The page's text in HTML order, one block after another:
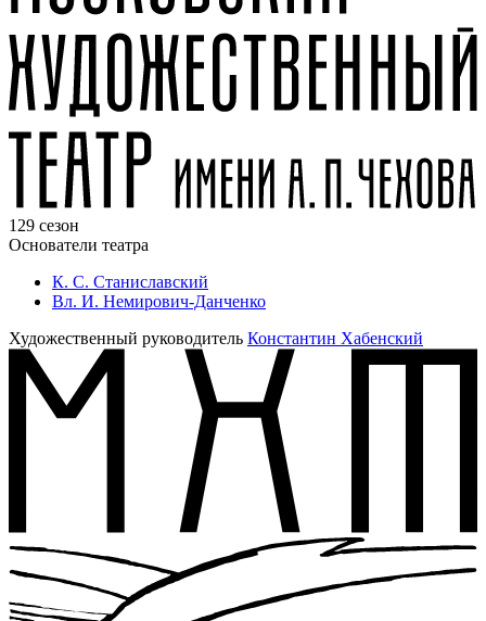
129 сезон
Основатели театра
К. С. Станиславский
Вл. И. Немирович-Данченко
Художественный руководитель Константин Хабенский